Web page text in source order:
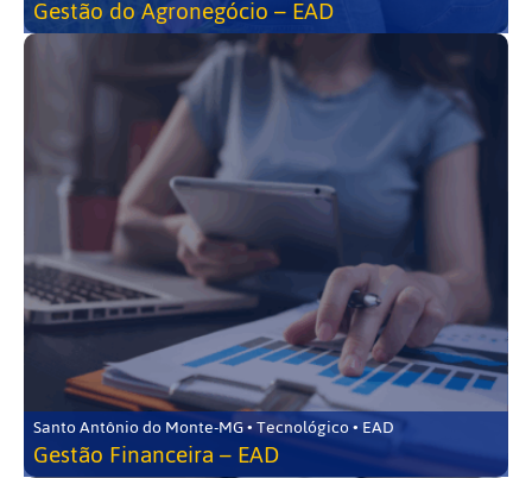
Gestão do Agronegócio – EAD
Santo Antônio do Monte-MG • Tecnológico • EAD
Gestão Financeira – EAD